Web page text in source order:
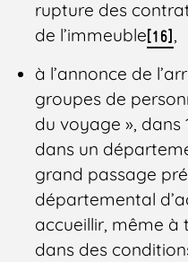
rupture des
de l’immeuble[16],
à l’annonce de
groupes de
du voyage », dans
dans un
grand passage
départemental
accueillir, même
dans des